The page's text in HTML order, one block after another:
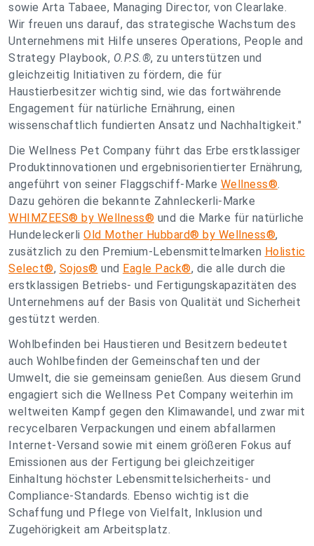
sowie Arta Tabaee, Managing Director, von Clearlake.
Wir freuen uns darauf, das strategische Wachstum des
Unternehmens mit Hilfe unseres Operations, People and
Strategy Playbook, O.P.S.®, zu unterstützen und
gleichzeitig Initiativen zu fördern, die für
Haustierbesitzer wichtig sind, wie das fortwährende
Engagement für natürliche Ernährung, einen
wissenschaftlich fundierten Ansatz und Nachhaltigkeit."
Die Wellness Pet Company führt das Erbe erstklassiger
Produktinnovationen und ergebnisorientierter Ernährung,
angeführt von seiner Flaggschiff-Marke Wellness®.
Dazu gehören die bekannte Zahnleckerli-Marke
WHIMZEES® by Wellness® und die Marke für natürliche
Hundeleckerli Old Mother Hubbard® by Wellness®,
zusätzlich zu den Premium-Lebensmittelmarken Holistic
Select®, Sojos® und Eagle Pack®, die alle durch die
erstklassigen Betriebs- und Fertigungskapazitäten des
Unternehmens auf der Basis von Qualität und Sicherheit
gestützt werden.
Wohlbefinden bei Haustieren und Besitzern bedeutet
auch Wohlbefinden der Gemeinschaften und der
Umwelt, die sie gemeinsam genießen. Aus diesem Grund
engagiert sich die Wellness Pet Company weiterhin im
weltweiten Kampf gegen den Klimawandel, und zwar mit
recycelbaren Verpackungen und einem abfallarmen
Internet-Versand sowie mit einem größeren Fokus auf
Emissionen aus der Fertigung bei gleichzeitiger
Einhaltung höchster Lebensmittelsicherheits- und
Compliance-Standards. Ebenso wichtig ist die
Schaffung und Pflege von Vielfalt, Inklusion und
Zugehörigkeit am Arbeitsplatz.